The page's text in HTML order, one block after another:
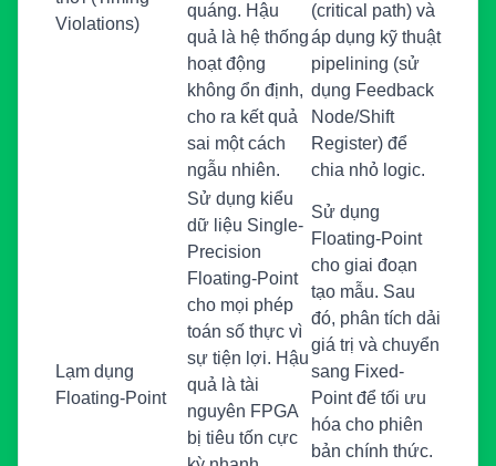
Violations)
quáng. Hậu
quả là hệ thống
hoạt động
không ổn định,
cho ra kết quả
sai một cách
ngẫu nhiên.
(critical path) và
áp dụng kỹ thuật
pipelining (sử
dụng Feedback
Node/Shift
Register) để
chia nhỏ logic.
Lạm dụng
Floating-Point
Sử dụng kiểu
dữ liệu Single-
Precision
Floating-Point
cho mọi phép
toán số thực vì
sự tiện lợi. Hậu
quả là tài
nguyên FPGA
bị tiêu tốn cực
Sử dụng
Floating-Point
cho giai đoạn
tạo mẫu. Sau
đó, phân tích dải
giá trị và chuyển
sang Fixed-
Point để tối ưu
hóa cho phiên
bản chính thức.